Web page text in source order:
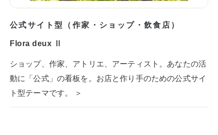
公式サイト型（作家・ショップ・飲食店）
Flora deux Ⅱ
ショップ、作家、アトリエ、アーティスト。あなたの活
動に「公式」の看板を。お店と作り手のための公式サイ
ト型テーマです。 ＞